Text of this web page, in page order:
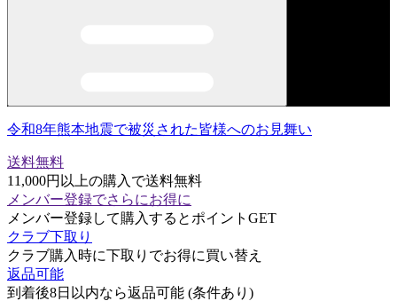
令和8年熊本地震で被災された皆様へのお見舞い
送料無料
11,000円以上の購入で送料無料
メンバー登録でさらにお得に
メンバー登録して購入するとポイントGET
クラブ下取り
クラブ購入時に下取りでお得に買い替え
返品可能
到着後8日以内なら返品可能 (条件あり)